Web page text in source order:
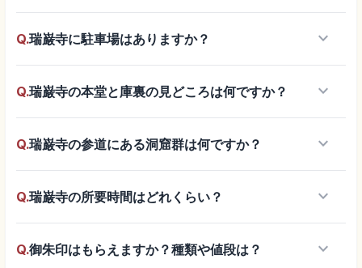
Q.瑞巌寺に駐車場はありますか？ keyboard_arrow_down
Q.瑞巌寺の本堂と庫裏の見どころは何ですか？ keyboard_arrow_down
Q.瑞巌寺の参道にある洞窟群は何ですか？ keyboard_arrow_down
Q.瑞巌寺の所要時間はどれくらい？ keyboard_arrow_down
Q.御朱印はもらえますか？種類や値段は？ keyboard_arrow_down